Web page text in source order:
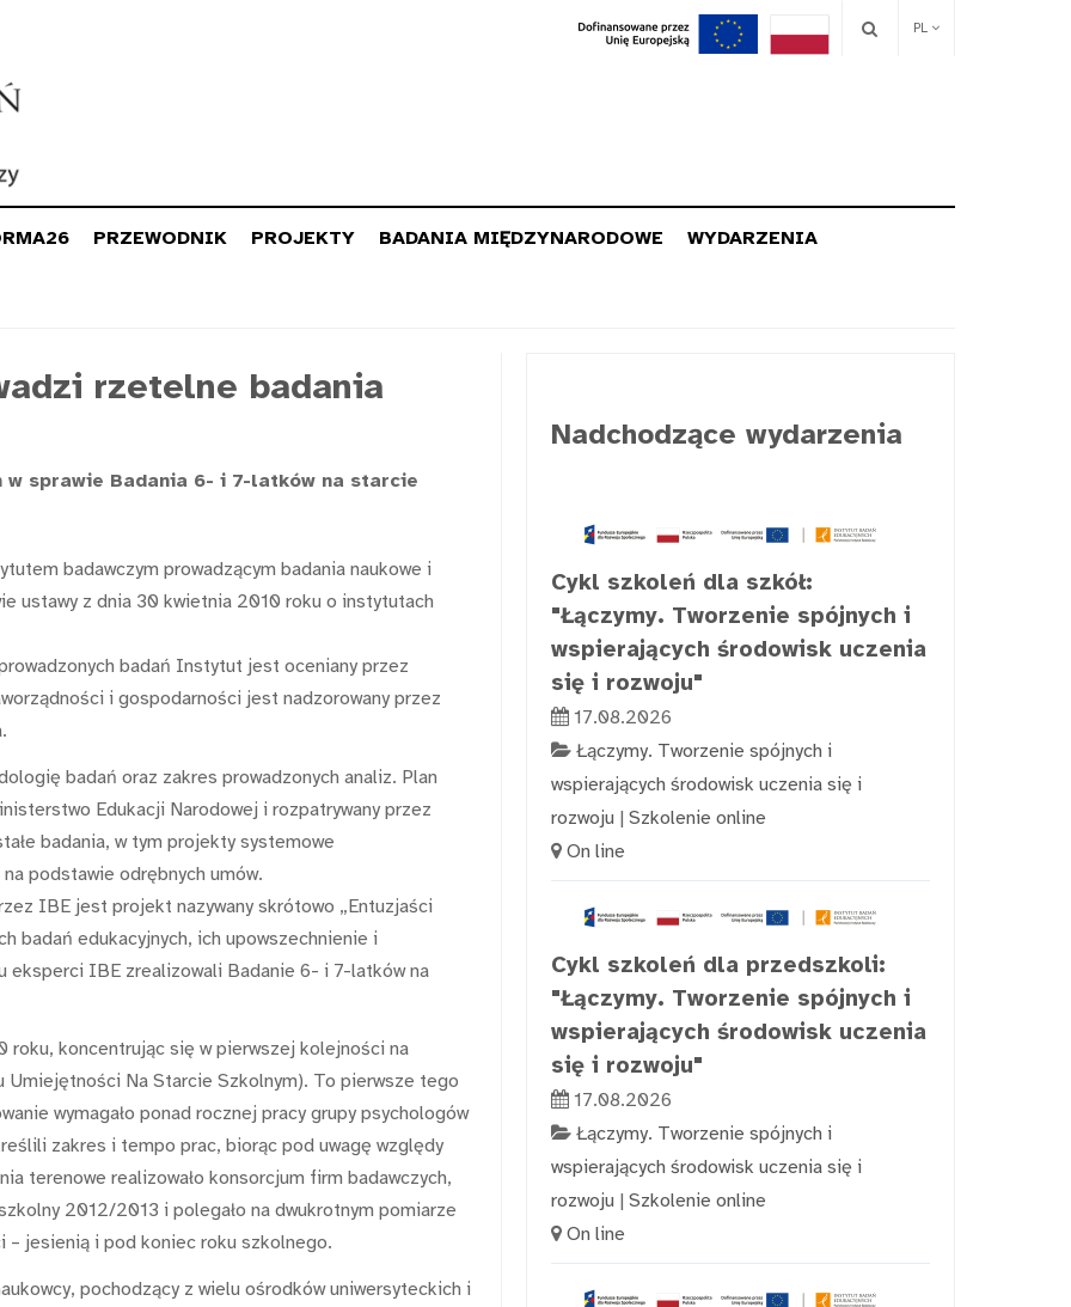
PL
PRZEWODNIK PROJEKTY BADANIA MIĘDZYNARODOWE WYDARZENIA
rzetelne badania
w sprawie Badania 6- i 7-latków na starcie
badawczym prowadzącym badania naukowe i
ustawy z dnia 30 kwietnia 2010 roku o instytutach
badań Instytut jest oceniany przez
i gospodarności jest nadzorowany przez
badań oraz zakres prowadzonych analiz. Plan
Edukacji Narodowej i rozpatrywany przez
badania, w tym projekty systemowe
podstawie odrębnych umów.
IBE jest projekt nazywany skrótowo „Entuzjaści
badań edukacyjnych, ich upowszechnienie i
eksperci IBE zrealizowali Badanie 6- i 7-latków na
roku, koncentrując się w pierwszej kolejności na
Na Starcie Szkolnym). To pierwsze tego
wymagało ponad rocznej pracy grupy psychologów
zakres i tempo prac, biorąc pod uwagę względy
terenowe realizowało konsorcjum firm badawczych,
2012/2013 i polegało na dwukrotnym pomiarze
– jesienią i pod koniec roku szkolnego.
pochodzący z wielu ośrodków uniwersyteckich i
Nadchodzące wydarzenia
Cykl szkoleń dla szkół:
"Łączymy. Tworzenie spójnych i
wspierających środowisk uczenia
się i rozwoju"
17.08.2026
Łączymy. Tworzenie spójnych i
wspierających środowisk uczenia się i
rozwoju | Szkolenie online
On line
Cykl szkoleń dla przedszkoli:
"Łączymy. Tworzenie spójnych i
wspierających środowisk uczenia
się i rozwoju"
17.08.2026
Łączymy. Tworzenie spójnych i
wspierających środowisk uczenia się i
rozwoju | Szkolenie online
On line